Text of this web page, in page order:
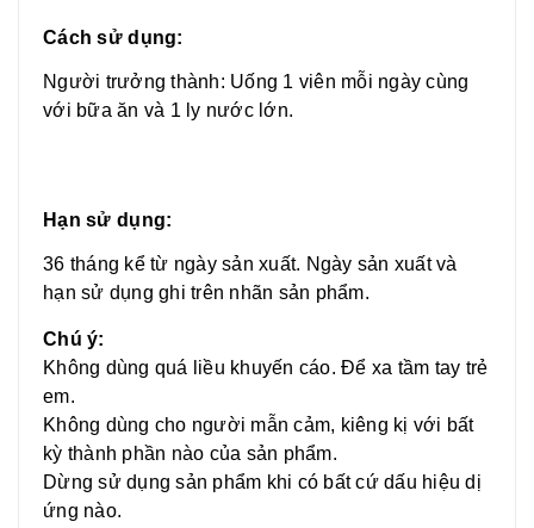
Cách sử dụng:
Người trưởng thành: Uống 1 viên mỗi ngày cùng
với bữa ăn và 1 ly nước lớn.
Hạn sử dụng:
36 tháng kể từ ngày sản xuất. Ngày sản xuất và
hạn sử dụng ghi trên nhãn sản phẩm.
Chú ý:
Không dùng quá liều khuyến cáo. Để xa tầm tay trẻ
em.
Không dùng cho người mẫn cảm, kiêng kị với bất
kỳ thành phần nào của sản phẩm.
Dừng sử dụng sản phẩm khi có bất cứ dấu hiệu dị
ứng nào.